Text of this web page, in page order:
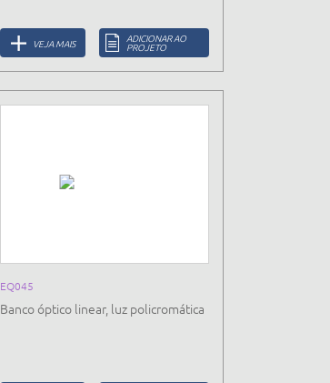
VEJA MAIS ADICIONAR AO
PROJETO
EQ045
Banco óptico linear, luz policromática